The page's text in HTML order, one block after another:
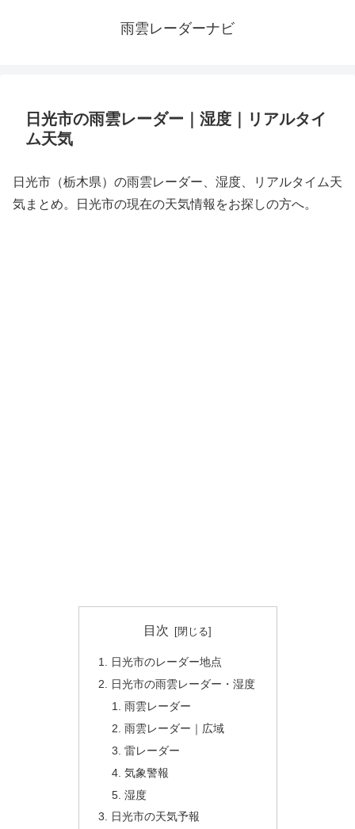
雨雲レーダーナビ
日光市の雨雲レーダー｜湿度｜リアルタイ
ム天気
日光市（栃木県）の雨雲レーダー、湿度、リアルタイム天
気まとめ。日光市の現在の天気情報をお探しの方へ。
目次
日光市のレーダー地点
日光市の雨雲レーダー・湿度
雨雲レーダー
雨雲レーダー｜広域
雷レーダー
気象警報
湿度
日光市の天気予報